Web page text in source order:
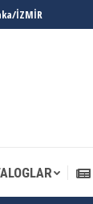
İZMİR